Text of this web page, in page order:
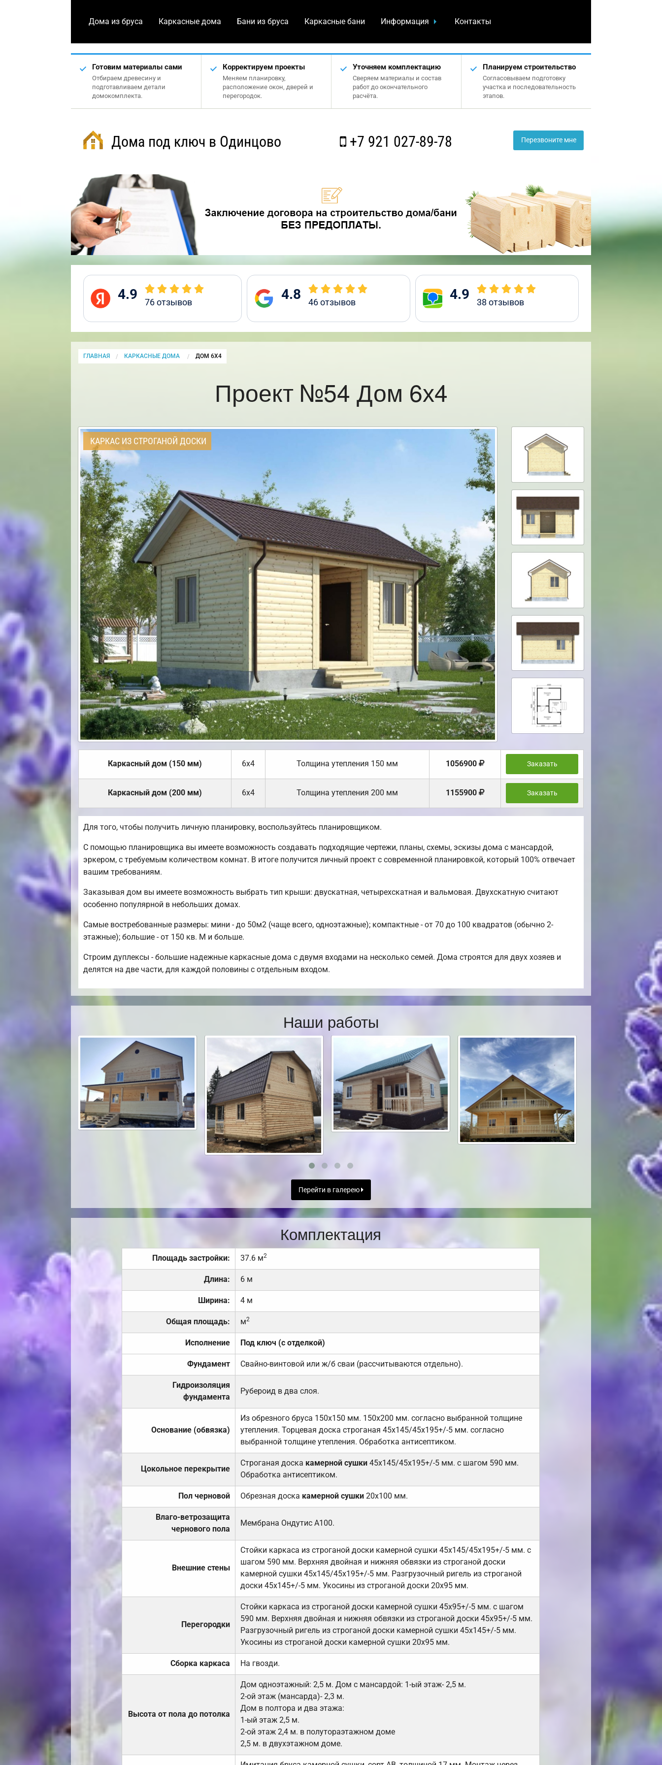
Дома из бруса Каркасные дома Бани из бруса Каркасные бани Информация Контакты
Готовим материалы сами
Отбираем древесину и
подготавливаем детали
домокомплекта.
Корректируем проекты
Меняем планировку,
расположение окон, дверей и
перегородок.
Уточняем комплектацию
Сверяем материалы и состав
работ до окончательного
расчёта.
Планируем строительство
Согласовываем подготовку
участка и последовательность
этапов.
Дома под ключ в Одинцово +7 921 027-89-78 Перезвоните мне
4.9 76отзывов 4.8 46отзывов 4.9 38 отзывов
ГЛАВНАЯ КАРКАСНЫЕ ДОМА CURRENT:
ДОМ 6Х4
Проект №54 Дом 6х4
КАРКАС ИЗ СТРОГАНОЙ ДОСКИ
Каркасный дом (150 мм) 6х4 Толщина утепления 150 мм 1056900 Заказать
Каркасный дом (200 мм) 6х4 Толщина утепления 200 мм 1155900 Заказать
Для того, чтобы получить личную планировку, воспользуйтесь планировщиком.
С помощью планировщика вы имеете возможность создавать подходящие чертежи, планы, схемы, эскизы дома с мансардой,
эркером, с требуемым количеством комнат. В итоге получится личный проект с современной планировкой, который 100% отвечает
вашим требованиям.
Заказывая дом вы имеете возможность выбрать тип крыши: двускатная, четырехскатная и вальмовая. Двухскатную считают
особенно популярной в небольших домах.
Самые востребованные размеры: мини - до 50м2 (чаще всего, одноэтажные); компактные - от 70 до 100 квадратов (обычно 2-
этажные); большие - от 150 кв. М и больше.
Строим дуплексы - большие надежные каркасные дома с двумя входами на несколько семей. Дома строятся для двух хозяев и
делятся на две части, для каждой половины с отдельным входом.
Наши работы
Перейти в галерею
Комплектация
Площадь застройки: 37.6 м2
Длина: 6 м
Ширина: 4 м
Общая площадь: м2
Исполнение Под ключ (с отделкой)
Фундамент Свайно-винтовой или ж/б сваи (рассчитываются отдельно).
Гидроизоляция
фундамента
Рубероид в два слоя.
Основание (обвязка)
Из обрезного бруса 150х150 мм. 150х200 мм. согласно выбранной толщине
утепления. Торцевая доска строганая 45х145/45х195+/-5 мм. согласно
выбранной толщине утепления. Обработка антисептиком.
Цокольное перекрытие
Строганая доска камерной сушки 45х145/45х195+/-5 мм. с шагом 590 мм.
Обработка антисептиком.
Пол черновой Обрезная доска камерной сушки20х100 мм.
Влаго-ветрозащита
чернового пола
Мембрана Ондутис А100.
Внешние стены
Стойки каркаса из строганой доски камерной сушки 45х145/45х195+/-5 мм. с
шагом 590 мм. Верхняя двойная и нижняя обвязки из строганой доски
камерной сушки 45х145/45х195+/-5 мм. Разгрузочный ригель из строганой
доски 45х145+/-5 мм. Укосины из строганой доски 20х95 мм.
Перегородки
Стойки каркаса из строганой доски камерной сушки 45х95+/-5 мм. с шагом
590 мм. Верхняя двойная и нижняя обвязки из строганой доски 45х95+/-5 мм.
Разгрузочный ригель из строганой доски камерной сушки 45х145+/-5 мм.
Укосины из строганой доски камерной сушки 20х95 мм.
Сборка каркаса На гвозди.
Высота от пола до потолка
Дом одноэтажный: 2,5 м. Дом с мансардой: 1-ый этаж- 2,5 м.
2-ой этаж (мансарда)- 2,3 м.
Дом в полтора и два этажа:
1-ый этаж 2,5 м.
2-ой этаж 2,4 м. в полутораэтажном доме
2,5 м. в двухэтажном доме.